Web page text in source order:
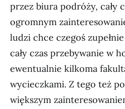
przez biura podróży, cały
ogromnym
ludzi chce czegoś
cały czas przebywanie w
ewentualnie kilkoma
wycieczkami. Z tego też
większym